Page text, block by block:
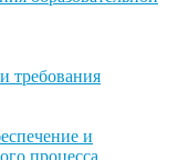
требования
и
процесса.